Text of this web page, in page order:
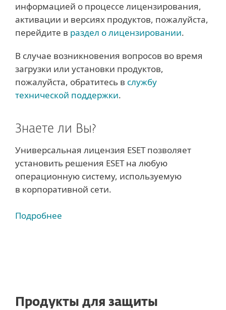
информацией о процессе лицензирования,
активации и версиях продуктов, пожалуйста,
перейдите в раздел о лицензировании.
В случае возникновения вопросов во время
загрузки или установки продуктов,
пожалуйста, обратитесь в службу
технической поддержки.
Знаете ли Вы?
Универсальная лицензия ESET позволяет
установить решения ESET на любую
операционную систему, используемую
в корпоративной сети.
Подробнее
Продукты для защиты